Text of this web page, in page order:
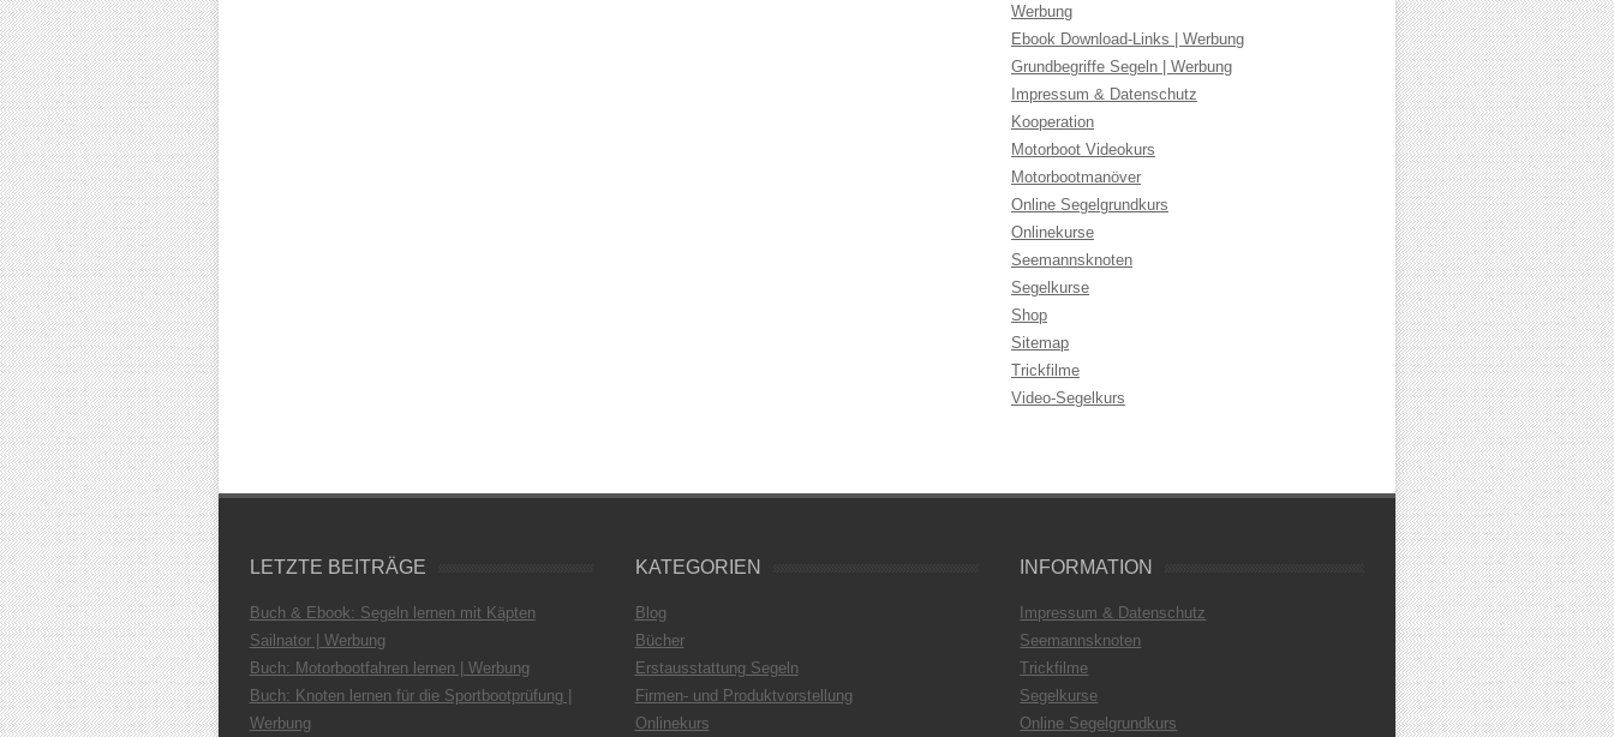
Werbung
Ebook Download-Links | Werbung
Grundbegriffe Segeln | Werbung
Impressum & Datenschutz
Kooperation
Motorboot Videokurs
Motorbootmanöver
Online Segelgrundkurs
Onlinekurse
Seemannsknoten
Segelkurse
Shop
Sitemap
Trickfilme
Video-Segelkurs
LETZTE BEITRÄGE
Buch & Ebook: Segeln lernen mit Käpten
Sailnator | Werbung
Buch: Motorbootfahren lernen | Werbung
Buch: Knoten lernen für die Sportbootprüfung |
Werbung
KATEGORIEN
Blog
Bücher
Erstausstattung Segeln
Firmen- und Produktvorstellung
Onlinekurs
INFORMATION
Impressum & Datenschutz
Seemannsknoten
Trickfilme
Segelkurse
Online Segelgrundkurs